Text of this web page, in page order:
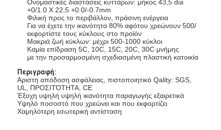
Ονομαστικές διαστάσεις κυττάρων: μήκος 43,5 dia
+0/1.0 Χ 22,5 +0.0/-0.7mm
Φιλική προς το περιβάλλον, πράσινη ενέργεια
Για να έχετε την ικανότητα 80% αφότου χρεώνουν 500/
εκφορτίστε τους κύκλους στο προϊόν
Μακριά ζωή κύκλων: μέχρι 500-1000 κύκλοι
Καμία επίδραση 5C, 10C, 15C, 20C, 30C μνήμης
με την προσαρμοσμένη σχεδιασμένη πλαστική κατοικία
Περιγραφή:
Άριστη απόδοση ασφάλειας, πιστοποιητικό Qality: SGS,
UL, ΠΡΟΣΙΤΌΤΗΤΑ, CE
Έξοχη υψηλή υψηλή ικανότητα παραγωγής εξαιρετικά
Υψηλό ποσοστό που χρεώνει και που εκφορτίζει
Χαμηλότερη εσωτερική αντίσταση